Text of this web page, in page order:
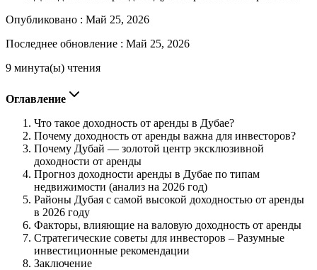
Опубликовано : Май 25, 2026
Последнее обновление : Май 25, 2026
9 минута(ы) чтения
Оглавление
Что такое доходность от аренды в Дубае?
Почему доходность от аренды важна для инвесторов?
Почему Дубай — золотой центр эксклюзивной
доходности от аренды
Прогноз доходности аренды в Дубае по типам
недвижимости (анализ на 2026 год)
Районы Дубая с самой высокой доходностью от аренды
в 2026 году
Факторы, влияющие на валовую доходность от аренды
Стратегические советы для инвесторов – Разумные
инвестиционные рекомендации
Заключение